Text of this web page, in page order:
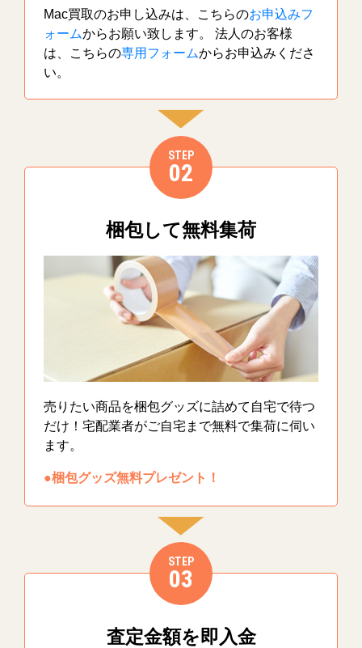
Mac買取のお申し込みは、こちらのお申込みフ
ォームからお願い致します。 法人のお客様
は、こちらの専用フォームからお申込みくださ
い。
STEP
02
梱包して無料集荷
売りたい商品を梱包グッズに詰めて自宅で待つ
だけ！宅配業者がご自宅まで無料で集荷に伺い
ます。
●梱包グッズ無料プレゼント！
STEP
03
査定金額を即入金